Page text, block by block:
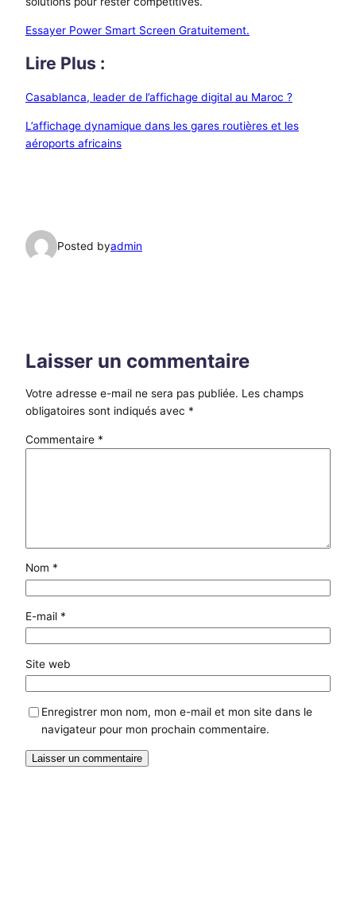
Essayer Power Smart Screen Gratuitement.
Lire Plus :
Casablanca, leader de l’affichage digital au Maroc ?
L’affichage dynamique dans les gares routières et les
aéroports africains
Posted byadmin
Laisser un commentaire
Votre adresse e-mail ne sera pas publiée. Les champs
obligatoires sont indiqués avec *
Commentaire *
Nom *
E-mail *
Site web
Enregistrer mon nom, mon e-mail et mon site dans le
navigateur pour mon prochain commentaire.